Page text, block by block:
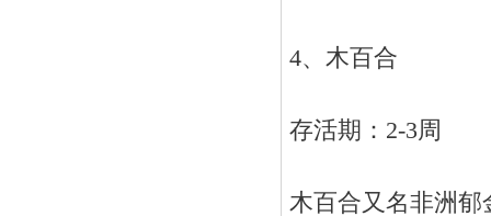
4、木百合
存活期：2-3周
木百合又名非洲